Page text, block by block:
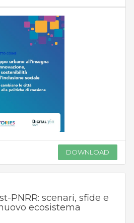
DOWNLOAD
PNRR: scenari, sfide e
ecosistema